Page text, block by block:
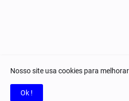
© 2023-2025 Notícias Piauí -
Nosso site usa cookies para
Ok !